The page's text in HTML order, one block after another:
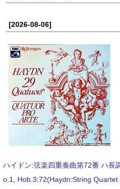
[2026-08-06]
ハイドン:弦楽四重奏曲第72番 ハ長
o.1, Hob.3:72(Haydn:String Quartet